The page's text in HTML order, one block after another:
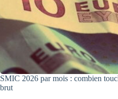
SMIC 2026 par mois : combien
brut